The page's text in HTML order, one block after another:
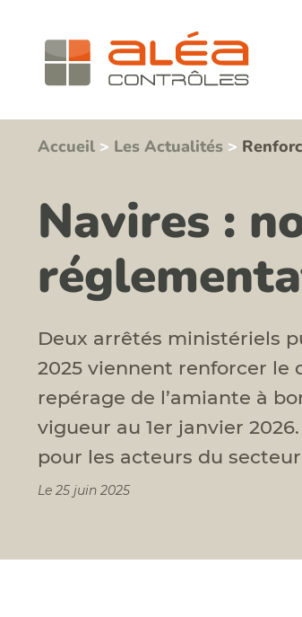
Accueil > Les Actualités >
Navires :
Deux arrêtés ministériels
2025 viennent renforcer
repérage de l’amiante à
vigueur au 1er janvier
pour les acteurs du
Le 25 juin 2025